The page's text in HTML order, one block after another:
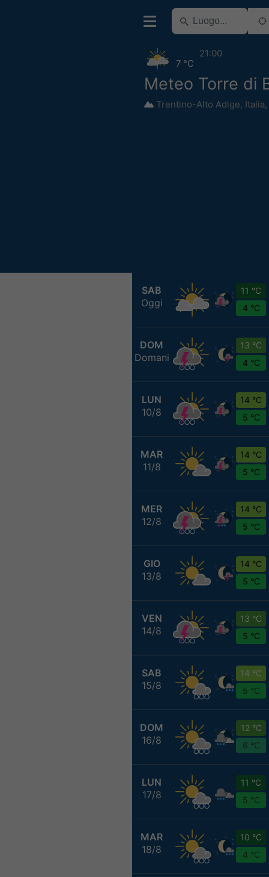
Meteo Torre di
Trentino-Alto Adige, Italia,
7 °C
21:00
SAB
Oggi
11 °C
4 °C
DOM
Domani
13 °C
4 °C
LUN
10/8
14 °C
5 °C
MAR
11/8
14 °C
5 °C
MER
12/8
14 °C
5 °C
GIO
13/8
14 °C
5 °C
VEN
14/8
13 °C
5 °C
SAB
15/8
14 °C
5 °C
DOM
16/8
12 °C
6 °C
LUN
17/8
11 °C
5 °C
MAR
18/8
10 °C
4 °C